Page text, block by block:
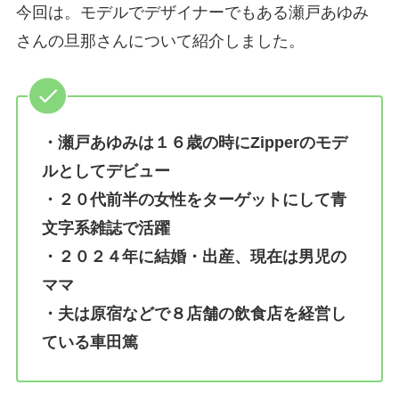
今回は。モデルでデザイナーでもある瀬戸あゆみ
さんの旦那さんについて紹介しました。
・瀬戸あゆみは１６歳の時にZipperのモデ
ルとしてデビュー
・２０代前半の女性をターゲットにして青
文字系雑誌で活躍
・２０２４年に結婚・出産、現在は男児の
ママ
・夫は原宿などで８店舗の飲食店を経営し
ている車田篤